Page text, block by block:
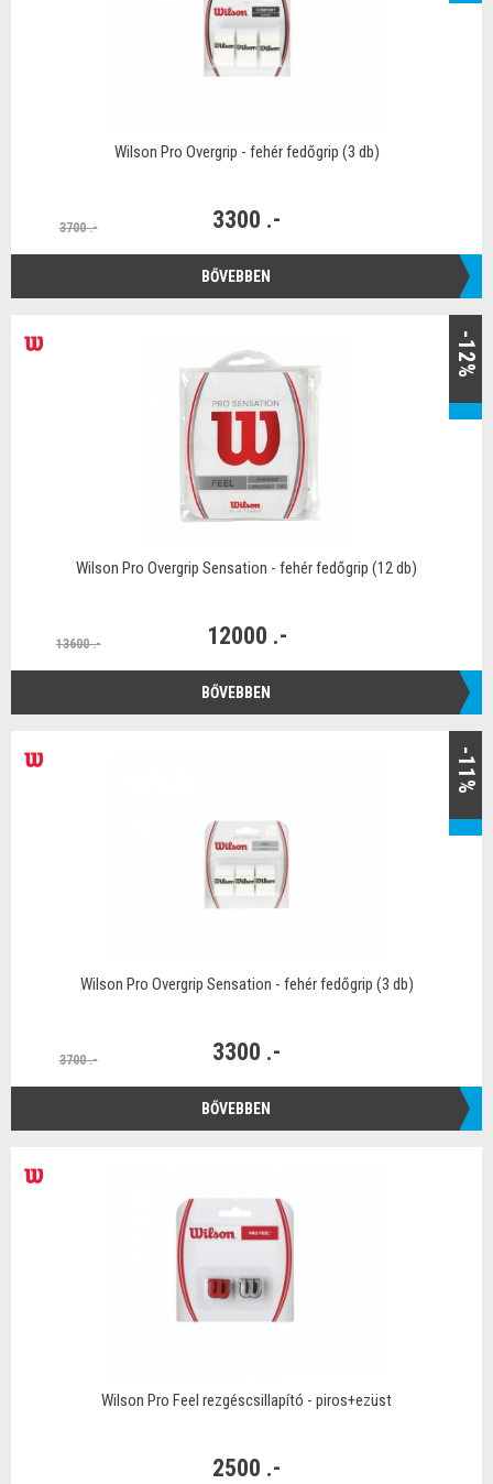
Wilson Pro Overgrip - fehér fedőgrip (3 db)
3700 .- 3300 .-
BŐVEBBEN
-12%
Wilson Pro Overgrip Sensation - fehér fedőgrip (12 db)
13600 .- 12000 .-
BŐVEBBEN
-11%
Wilson Pro Overgrip Sensation - fehér fedőgrip (3 db)
3700 .- 3300 .-
BŐVEBBEN
Wilson Pro Feel rezgéscsillapító - piros+ezüst
2500 .-